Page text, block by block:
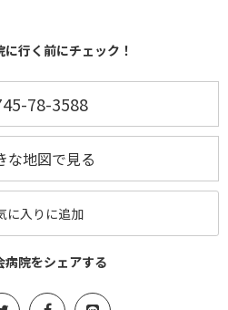
行く前にチェック！
78-3588
な地図で見る
に入りに追加
病院をシェアする